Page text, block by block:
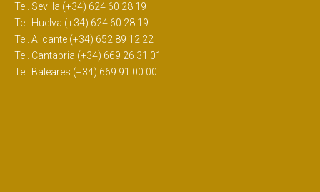
Tel. Sevilla (+34) 624 60 28 19
Tel. Huelva (+34) 624 60 28 19
Tel. Alicante (+34) 652 89 12 22
Tel. Cantabria (+34) 669 26 31 01
Tel. Baleares (+34) 669 91 00 00